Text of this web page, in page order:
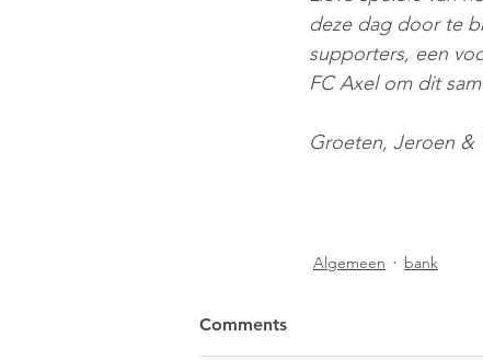
deze dag door te
supporters, een
FC Axel om dit
Groeten, Jeroen &
Algemeen bank
Comments